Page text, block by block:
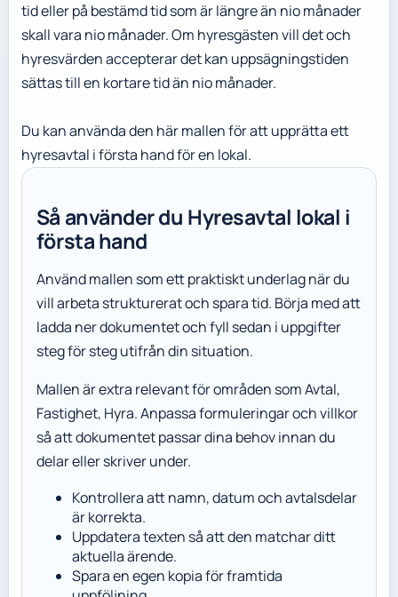
tid eller på bestämd tid som är längre än nio månader
skall vara nio månader. Om hyresgästen vill det och
hyresvärden accepterar det kan uppsägningstiden
sättas till en kortare tid än nio månader.
Du kan använda den här mallen för att upprätta ett
hyresavtal i första hand för en lokal.
Så använder du Hyresavtal lokal i
första hand
Använd mallen som ett praktiskt underlag när du
vill arbeta strukturerat och spara tid. Börja med att
ladda ner dokumentet och fyll sedan i uppgifter
steg för steg utifrån din situation.
Mallen är extra relevant för områden som Avtal,
Fastighet, Hyra. Anpassa formuleringar och villkor
så att dokumentet passar dina behov innan du
delar eller skriver under.
Kontrollera att namn, datum och avtalsdelar
är korrekta.
Uppdatera texten så att den matchar ditt
aktuella ärende.
Spara en egen kopia för framtida